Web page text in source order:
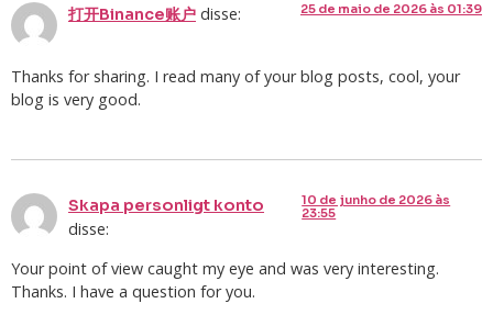
打开Binance账户 disse: 25 de maio de 2026 às 01:39
Thanks for sharing. I read many of your blog posts, cool, your
blog is very good.
Skapa personligt konto
disse:
10 de junho de 2026 às
23:55
Your point of view caught my eye and was very interesting.
Thanks. I have a question for you.